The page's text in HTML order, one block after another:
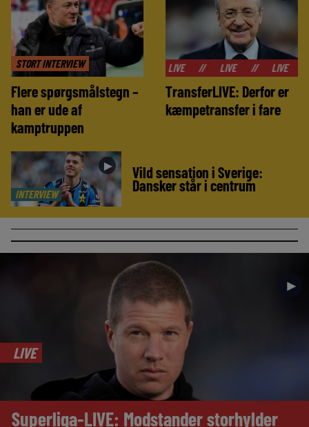
STORT INTERVIEW
Flere spørgsmålstegn –
han er ude af
kamptruppen
// LIVE LIVE // LIVE // LIVE
TransferLIVE: Derfor er
kæmpetransfer i fare
INTERVIEW
► Vild sensation i Sverige:
Dansker står i centrum
►
LIVE
Superliga-LIVE: Modstander storhylder